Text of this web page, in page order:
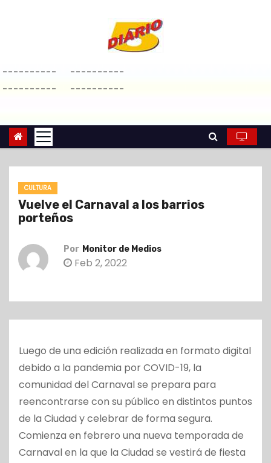
a
r
l
----------
----------
----------
----------
CULTURA
Vuelve el Carnaval a los barrios
porteños
Por Monitor de Medios
Feb 2, 2022
Luego de una edición realizada en formato digital
debido a la pandemia por COVID-19, la
comunidad del Carnaval se prepara para
reencontrarse con su público en distintos puntos
de la Ciudad y celebrar de forma segura.
Comienza en febrero una nueva temporada de
Carnaval en la que la Ciudad se vestirá de fiesta